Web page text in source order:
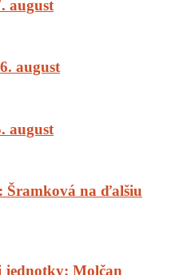
august
august
august
Šramková na ďalšiu
jednotky: Molčan